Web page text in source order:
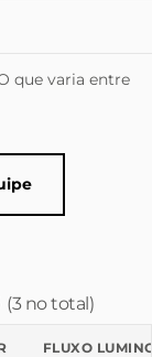
que varia entre
(3 no total)
FLUXO